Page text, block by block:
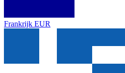
Frankrijk EUR